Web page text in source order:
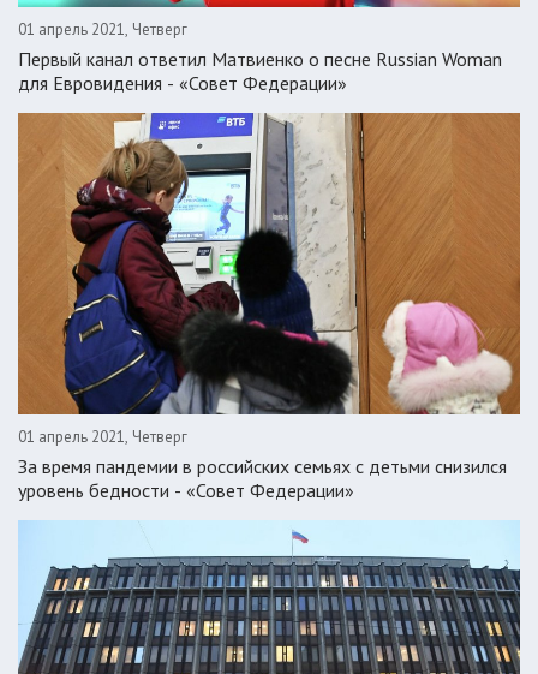
01 апрель 2021, Четверг
Первый канал ответил Матвиенко о песне Russian Woman
для Евровидения - «Совет Федерации»
01 апрель 2021, Четверг
За время пандемии в российских семьях с детьми снизился
уровень бедности - «Совет Федерации»